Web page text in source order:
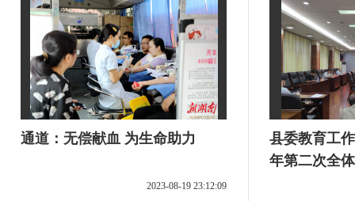
通道：无偿献血 为生命助力
2023-08-19 23:12:09
县委教育工
年第二次全